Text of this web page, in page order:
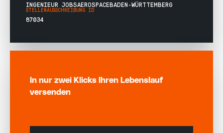
INGENIEUR JOBSAEROSPACE BADEN-WÜRTTEMBERG
STELLENAUSSCHREIBUNG ID
87034
In nur zwei Klicks Ihren Lebenslauf
versenden